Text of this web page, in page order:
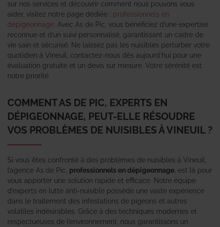
sur nos services et découvrir comment nous pouvons vous
aider, visitez notre page dédiée : professionnels en
dépigeonnage . Avec As de Pic, vous bénéficiez d’une expertise
reconnue et d’un suivi personnalisé, garantissant un cadre de
vie sain et sécurisé. Ne laissez pas les nuisibles perturber votre
quotidien à Vineuil, contactez-nous dès aujourd’hui pour une
évaluation gratuite et un devis sur mesure. Votre sérénité est
notre priorité.
COMMENT AS DE PIC, EXPERTS EN
DÉPIGEONNAGE, PEUT-ELLE RÉSOUDRE
VOS PROBLÈMES DE NUISIBLES À VINEUIL ?
Si vous êtes confronté à des problèmes de nuisibles à Vineuil,
l’agence As de Pic, professionnels en dépigeonnage , est là pour
vous apporter une solution rapide et efficace. Notre équipe
d’experts en lutte anti-nuisible possède une vaste expérience
dans le traitement des infestations de pigeons et autres
volatiles indésirables. Grâce à des techniques modernes et
respectueuses de l’environnement, nous garantissons un